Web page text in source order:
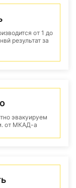
от 1 до
результат за
эвакуируем
от МКАД-а